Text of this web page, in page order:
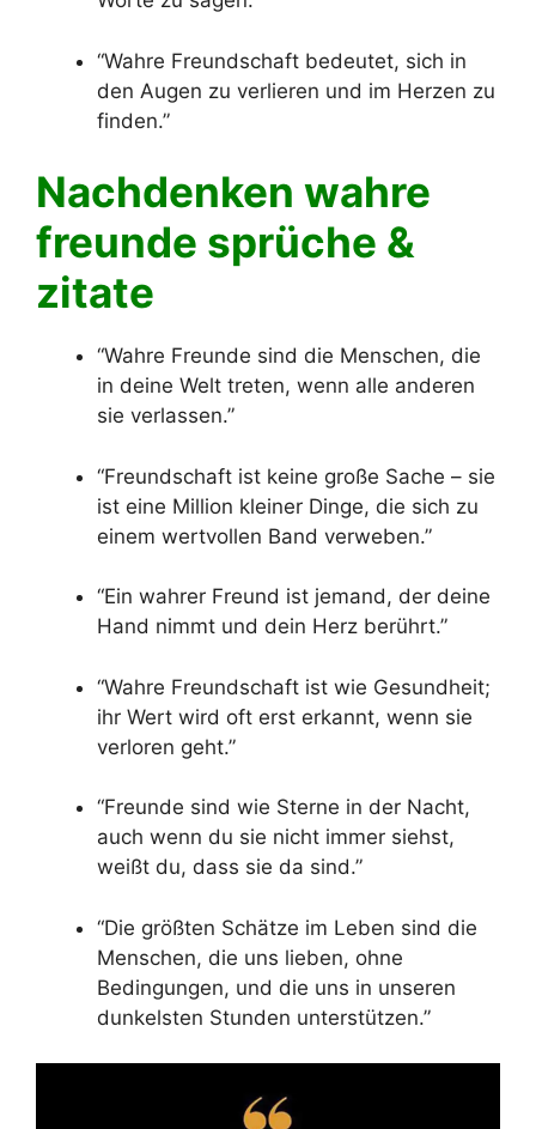
“Wahre Freundschaft bedeutet, sich in
den Augen zu verlieren und im Herzen zu
finden.”
Nachdenken wahre
freunde sprüche &
zitate
“Wahre Freunde sind die Menschen, die
in deine Welt treten, wenn alle anderen
sie verlassen.”
“Freundschaft ist keine große Sache – sie
ist eine Million kleiner Dinge, die sich zu
einem wertvollen Band verweben.”
“Ein wahrer Freund ist jemand, der deine
Hand nimmt und dein Herz berührt.”
“Wahre Freundschaft ist wie Gesundheit;
ihr Wert wird oft erst erkannt, wenn sie
verloren geht.”
“Freunde sind wie Sterne in der Nacht,
auch wenn du sie nicht immer siehst,
weißt du, dass sie da sind.”
“Die größten Schätze im Leben sind die
Menschen, die uns lieben, ohne
Bedingungen, und die uns in unseren
dunkelsten Stunden unterstützen.”